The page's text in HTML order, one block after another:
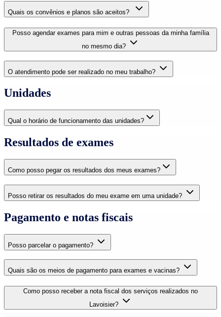
Quais os convênios e planos são aceitos?
Posso agendar exames para mim e outras pessoas da minha família
no mesmo dia?
O atendimento pode ser realizado no meu trabalho?
Unidades
Qual o horário de funcionamento das unidades?
Resultados de exames
Como posso pegar os resultados dos meus exames?
Posso retirar os resultados do meu exame em uma unidade?
Pagamento e notas fiscais
Posso parcelar o pagamento?
Quais são os meios de pagamento para exames e vacinas?
Como posso receber a nota fiscal dos serviços realizados no
Lavoisier?